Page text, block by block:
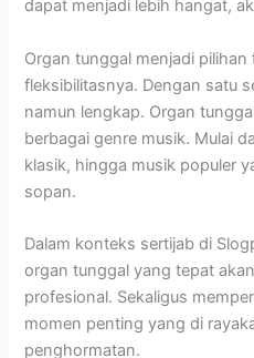
dapat menjadi lebih hangat,
Organ tunggal menjadi pilihan
fleksibilitasnya. Dengan satu
namun lengkap. Organ
berbagai genre musik. Mulai
klasik, hingga musik populer
sopan.
Dalam konteks sertijab di
organ tunggal yang tepat
profesional. Sekaligus
momen penting yang di
penghormatan.